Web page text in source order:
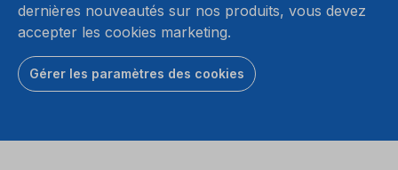
dernières nouveautés sur nos produits, vous devez
accepter les cookies marketing.
Gérer les paramètres des cookies